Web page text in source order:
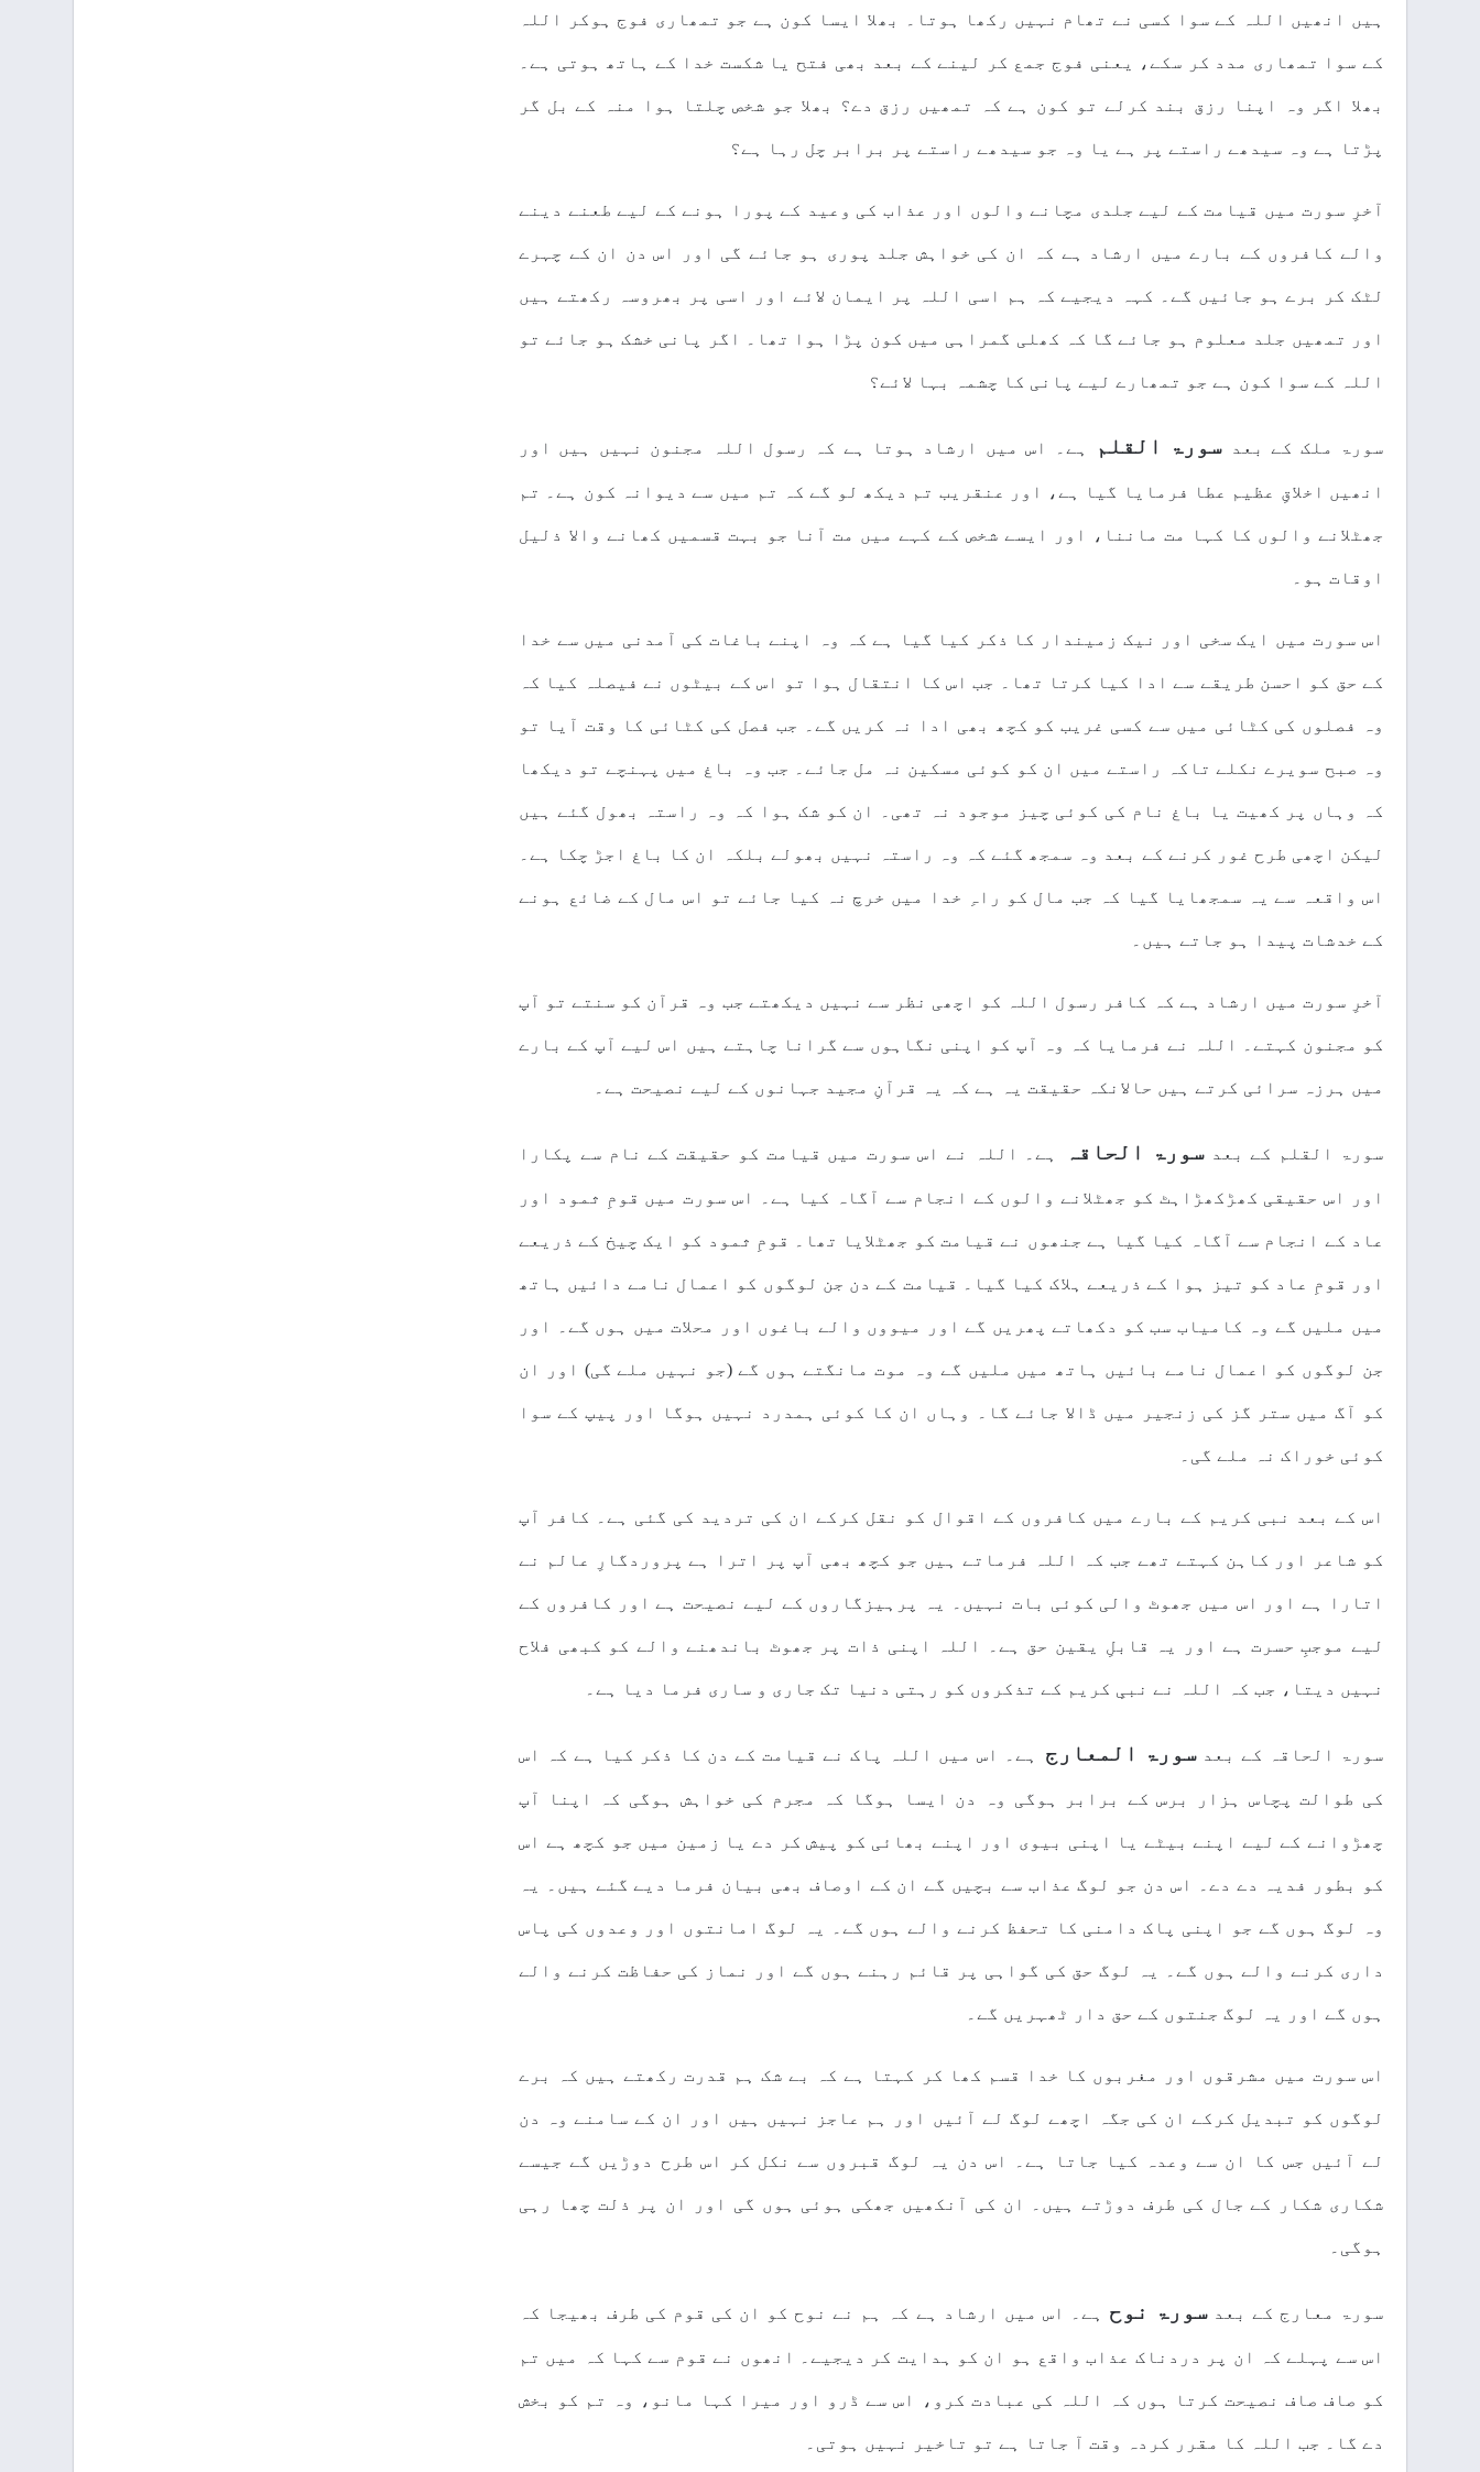
ہیں انھیں اللہ کے سوا کسی نے تھام نہیں رکھا ہوتا۔ بھلا ایسا کون ہے جو تمھاری فوج ہوکر اللہ
کے سوا تمھاری مدد کر سکے، یعنی فوج جمع کر لینے کے بعد بھی فتح یا شکست خدا کے ہاتھ ہوتی ہے۔
بھلا اگر وہ اپنا رزق بند کرلے تو کون ہے کہ تمھیں رزق دے؟ بھلا جو شخص چلتا ہوا منہ کے بل گر
پڑتا ہے وہ سیدھے راستے پر ہے یا وہ جو سیدھے راستے پر برابر چل رہا ہے؟
آخرِ سورت میں قیامت کے لیے جلدی مچانے والوں اور عذاب کی وعید کے پورا ہونے کے لیے طعنے دینے
والے کافروں کے بارے میں ارشاد ہے کہ ان کی خواہش جلد پوری ہو جائے گی اور اس دن ان کے چہرے
لٹک کر برے ہو جائیں گے۔ کہہ دیجیے کہ ہم اسی اللہ پر ایمان لائے اور اسی پر بھروسہ رکھتے ہیں
اور تمھیں جلد معلوم ہو جائے گا کہ کھلی گمراہی میں کون پڑا ہوا تھا۔ اگر پانی خشک ہو جائے تو
اللہ کے سوا کون ہے جو تمھارے لیے پانی کا چشمہ بہا لائے؟
سورۃ ملک کے بعد سورۃ القلم ہے۔ اس میں ارشاد ہوتا ہے کہ رسول اللہ مجنون نہیں ہیں اور
انھیں اخلاقِ عظیم عطا فرمایا گیا ہے، اور عنقریب تم دیکھ لو گے کہ تم میں سے دیوانہ کون ہے۔ تم
جھٹلانے والوں کا کہا مت ماننا، اور ایسے شخص کے کہے میں مت آنا جو بہت قسمیں کھانے والا ذلیل
اوقات ہو۔
اس سورت میں ایک سخی اور نیک زمیندار کا ذکر کیا گیا ہے کہ وہ اپنے باغات کی آمدنی میں سے خدا
کے حق کو احسن طریقے سے ادا کیا کرتا تھا۔ جب اس کا انتقال ہوا تو اس کے بیٹوں نے فیصلہ کیا کہ
وہ فصلوں کی کٹائی میں سے کسی غریب کو کچھ بھی ادا نہ کریں گے۔ جب فصل کی کٹائی کا وقت آیا تو
وہ صبح سویرے نکلے تاکہ راستے میں ان کو کوئی مسکین نہ مل جائے۔ جب وہ باغ میں پہنچے تو دیکھا
کہ وہاں پر کھیت یا باغ نام کی کوئی چیز موجود نہ تھی۔ ان کو شک ہوا کہ وہ راستہ بھول گئے ہیں
لیکن اچھی طرح غور کرنے کے بعد وہ سمجھ گئے کہ وہ راستہ نہیں بھولے بلکہ ان کا باغ اجڑ چکا ہے۔
اس واقعہ سے یہ سمجھایا گیا کہ جب مال کو راہِ خدا میں خرچ نہ کیا جائے تو اس مال کے ضائع ہونے
کے خدشات پیدا ہو جاتے ہیں۔
آخرِ سورت میں ارشاد ہے کہ کافر رسول اللہ کو اچھی نظر سے نہیں دیکھتے جب وہ قرآن کو سنتے تو آپ
کو مجنون کہتے۔ اللہ نے فرمایا کہ وہ آپ کو اپنی نگاہوں سے گرانا چاہتے ہیں اس لیے آپ کے بارے
میں ہرزہ سرائی کرتے ہیں حالانکہ حقیقت یہ ہے کہ یہ قرآنِ مجید جہانوں کے لیے نصیحت ہے۔
سورۃ القلم کے بعدسورۃ الحاقہ ہے۔ اللہ نے اس سورت میں قیامت کو حقیقت کے نام سے پکارا
اور اس حقیقی کھڑکھڑاہٹ کو جھٹلانے والوں کے انجام سے آگاہ کیا ہے۔ اس سورت میں قومِ ثمود اور
عاد کے انجام سے آگاہ کیا گیا ہے جنھوں نے قیامت کو جھٹلایا تھا۔ قومِ ثمود کو ایک چیخ کے ذریعے
اور قومِ عاد کو تیز ہوا کے ذریعے ہلاک کیا گیا۔ قیامت کے دن جن لوگوں کو اعمال نامے دائیں ہاتھ
میں ملیں گے وہ کامیاب سب کو دکھاتے پھریں گے اور میووں والے باغوں اور محلات میں ہوں گے۔ اور
جن لوگوں کو اعمال نامے بائیں ہاتھ میں ملیں گے وہ موت مانگتے ہوں گے (جو نہیں ملے گی) اور ان
کو آگ میں ستر گز کی زنجیر میں ڈالا جائے گا۔ وہاں ان کا کوئی ہمدرد نہیں ہوگا اور پیپ کے سوا
کوئی خوراک نہ ملے گی۔
اس کے بعد نبی کریم کے بارے میں کافروں کے اقوال کو نقل کرکے ان کی تردید کی گئی ہے۔ کافر آپ
کو شاعر اور کاہن کہتے تھے جب کہ اللہ فرماتے ہیں جو کچھ بھی آپ پر اترا ہے پروردگارِ عالم نے
اتارا ہے اور اس میں جھوٹ والی کوئی بات نہیں۔ یہ پرہیزگاروں کے لیے نصیحت ہے اور کافروں کے
لیے موجبِ حسرت ہے اور یہ قابلِ یقین حق ہے۔ اللہ اپنی ذات پر جھوٹ باندھنے والے کو کبھی فلاح
نہیں دیتا، جب کہ اللہ نے نبیِ کریم کے تذکروں کو رہتی دنیا تک جاری و ساری فرما دیا ہے۔
سورۃ الحاقہ کے بعدسورۃ المعارج ہے۔ اس میں اللہ پاک نے قیامت کے دن کا ذکر کیا ہے کہ اس
کی طوالت پچاس ہزار برس کے برابر ہوگی وہ دن ایسا ہوگا کہ مجرم کی خواہش ہوگی کہ اپنا آپ
چھڑوانے کے لیے اپنے بیٹے یا اپنی بیوی اور اپنے بھائی کو پیش کر دے یا زمین میں جو کچھ ہے اس
کو بطور فدیہ دے دے۔ اس دن جو لوگ عذاب سے بچیں گے ان کے اوصاف بھی بیان فرما دیے گئے ہیں۔ یہ
وہ لوگ ہوں گے جو اپنی پاک دامنی کا تحفظ کرنے والے ہوں گے۔ یہ لوگ امانتوں اور وعدوں کی پاس
داری کرنے والے ہوں گے۔ یہ لوگ حق کی گواہی پر قائم رہنے ہوں گے اور نماز کی حفاظت کرنے والے
ہوں گے اور یہ لوگ جنتوں کے حق دار ٹھہریں گے۔
اس سورت میں مشرقوں اور مغربوں کا خدا قسم کھا کر کہتا ہے کہ بے شک ہم قدرت رکھتے ہیں کہ برے
لوگوں کو تبدیل کرکے ان کی جگہ اچھے لوگ لے آئیں اور ہم عاجز نہیں ہیں اور ان کے سامنے وہ دن
لے آئیں جس کا ان سے وعدہ کیا جاتا ہے۔ اس دن یہ لوگ قبروں سے نکل کر اس طرح دوڑیں گے جیسے
شکاری شکار کے جال کی طرف دوڑتے ہیں۔ ان کی آنکھیں جھکی ہوئی ہوں گی اور ان پر ذلت چھا رہی
ہوگی۔
سورۃ معارج کے بعدسورۃ نوح ہے۔ اس میں ارشاد ہے کہ ہم نے نوح کو ان کی قوم کی طرف بھیجا کہ
اس سے پہلے کہ ان پر دردناک عذاب واقع ہو ان کو ہدایت کر دیجیے۔ انھوں نے قوم سے کہا کہ میں تم
کو صاف صاف نصیحت کرتا ہوں کہ اللہ کی عبادت کرو، اس سے ڈرو اور میرا کہا مانو، وہ تم کو بخش
دے گا۔ جب اللہ کا مقرر کردہ وقت آ جاتا ہے تو تاخیر نہیں ہوتی۔